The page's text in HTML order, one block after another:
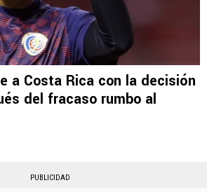
a Costa Rica con la decisión
del fracaso rumbo al
PUBLICIDAD